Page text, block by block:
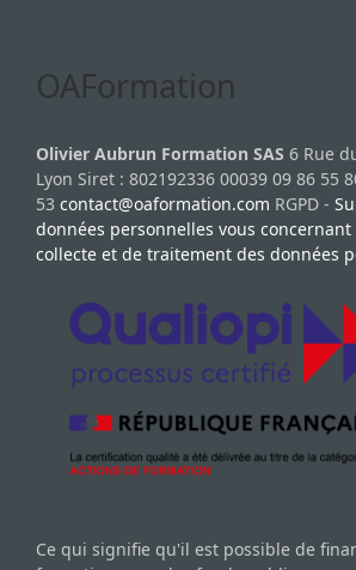
OAFormation
Olivier Aubrun Formation SAS 6 Rue
Lyon Siret : 802192336 00039 09 86 55
53 contact@oaformation.com RGPD -
données personnelles vous concernant
collecte et de traitement des données
Ce qui signifie qu'il est possible de